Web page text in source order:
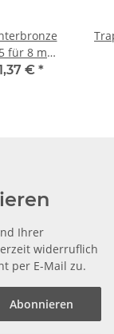
für 8 mm
€ *
Ihrer
widerruflich
per E-Mail zu.
Abonnieren